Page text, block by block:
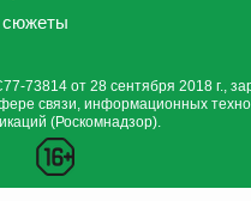
сюжеты
73814 от 28 сентября 2018 г.,
связи, информационных
(Роскомнадзор).